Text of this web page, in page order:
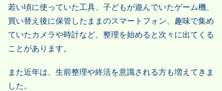
若い頃に使っていた工具、子どもが遊んでいたゲーム機、
買い替え後に保管したままのスマートフォン、趣味で集め
ていたカメラや時計など、整理を始めると次々に出てくる
ことがあります。
また近年は、生前整理や終活を意識される方も増えてきま
した。